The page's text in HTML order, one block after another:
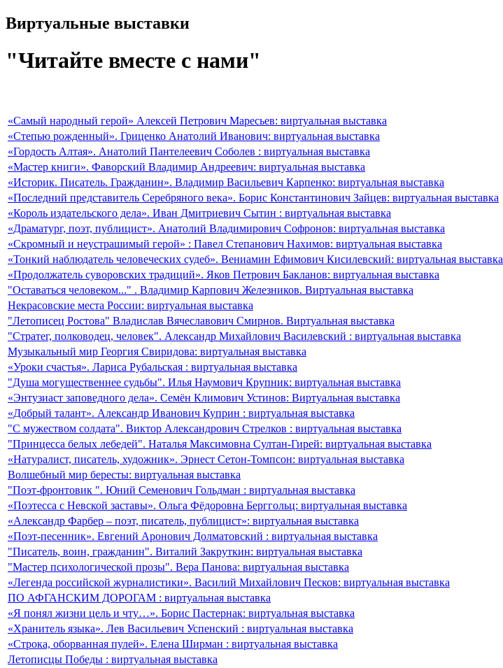
Виртуальные выставки
"Читайте вместе с нами"
«Самый народный герой» Алексей Петрович Маресьев: виртуальная выставка
«Степью рожденный». Гриценко Анатолий Иванович: виртуальная выставка
«Гордость Алтая». Анатолий Пантелеевич Соболев : виртуальная выставка
«Мастер книги». Фаворский Владимир Андреевич: виртуальная выставка
«Историк. Писатель. Гражданин». Владимир Васильевич Карпенко: виртуальная выставка
«Последний представитель Серебряного века». Борис Константинович Зайцев: виртуальная выставка
«Король издательского дела». Иван Дмитриевич Сытин : виртуальная выставка
«Драматург, поэт, публицист». Анатолий Владимирович Софронов: виртуальная выставка
«Скромный и неустрашимый герой» : Павел Степанович Нахимов: виртуальная выставка
«Тонкий наблюдатель человеческих судеб». Вениамин Ефимович Кисилевский: виртуальная выставка
«Продолжатель суворовских традиций». Яков Петрович Бакланов: виртуальная выставка
"Оставаться человеком..." . Владимир Карпович Железников. Виртуальная выставка
Некрасовские места России: виртуальная выставка
"Летописец Ростова" Владислав Вячеславович Смирнов. Виртуальная выставка
"Стратег, полководец, человек". Александр Михайлович Василевский : виртуальная выставка
Музыкальный мир Георгия Свиридова: виртуальная выставка
«Уроки счастья». Лариса Рубальская : виртуальная выставка
"Душа могущественнее судьбы". Илья Наумович Крупник: виртуальная выставка
«Энтузиаст заповедного дела». Семён Климович Устинов: Виртуальная выставка
«Добрый талант». Александр Иванович Куприн : виртуальная выставка
"С мужеством солдата". Виктор Александрович Стрелков : виртуальная выставка
"Принцесса белых лебедей". Наталья Максимовна Султан-Гирей: виртуальная выставка
«Натуралист, писатель, художник». Эрнест Сетон-Томпсон: виртуальная выставка
Волшебный мир бересты: виртуальная выставка
"Поэт-фронтовик ". Юний Семенович Гольдман : виртуальная выставка
«Поэтесса с Невской заставы». Ольга Фёдоровна Берггольц: виртуальная выставка
«Александр Фарбер – поэт, писатель, публицист»: виртуальная выставка
«Поэт-песенник». Евгений Аронович Долматовский : виртуальная выставка
"Писатель, воин, гражданин". Виталий Закруткин: виртуальная выставка
"Мастер психологической прозы". Вера Панова: виртуальная выставка
«Легенда российской журналистики». Василий Михайлович Песков: виртуальная выставка
ПО АФГАНСКИМ ДОРОГАМ : виртуальная выставка
«Я понял жизни цель и чту…». Борис Пастернак: виртуальная выставка
«Хранитель языка». Лев Васильевич Успенский : виртуальная выставка
«Строка, оборванная пулей». Елена Ширман : виртуальная выставка
Летописцы Победы : виртуальная выставка